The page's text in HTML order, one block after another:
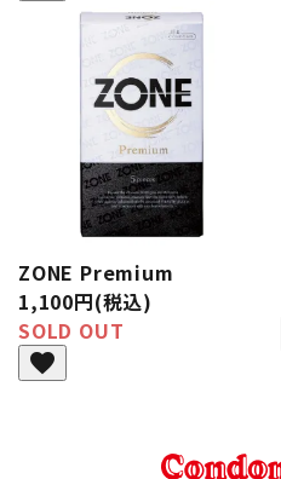
ZONE Premium
1,100円(税込)
SOLD OUT
favorite